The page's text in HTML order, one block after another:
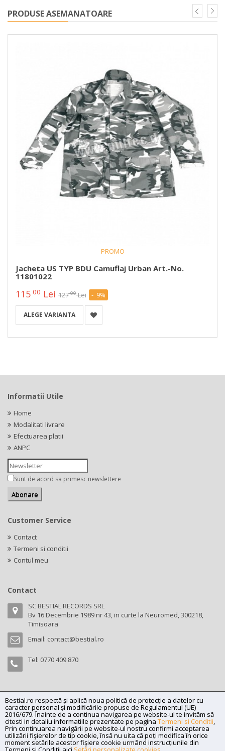
PRODUSE ASEMANATOARE
PROMO
Jacheta US TYP BDU Camuflaj Urban Art.-No.
11801022
115 00 Lei 12700 Lei - 9%
ALEGE VARIANTA
Bestial.ro respectă și aplică noua politică de protecție a datelor cu
caracter personal și modificările propuse de Regulamentul (UE)
2016/679. Înainte de a continua navigarea pe website-ul te invităm să
citesti in detaliu informatiile prezentate pe pagina Termeni si Conditii,
Prin continuarea navigării pe website-ul nostru confirmi acceptarea
utilizării fişierelor de tip cookie, însă nu uita că poți modifica în orice
moment setările acestor fişiere cookie urmând instrucțiunile din
Informatii Utile
Home
Modalitati livrare
Efectuarea platii
ANPC
Sunt de acord sa primesc newslettere
Customer Service
Contact
Termeni si conditii
Contul meu
Contact
SC BESTIAL RECORDS SRL
Bv 16 Decembrie 1989 nr 43, in curte la Neuromed, 300218,
Timisoara
Email: contact@bestial.ro
Tel: 0770 409 870
Copyright (C) 2026bestial.ro -All rights reserved.
SC BESTIAL RECORDS SRL, Nr. R.C.: J35/345/2005, C.U.I.: RO17197870,
Adresa: Bv 16 Decembrie 1989 nr 43, in curte la Neuromed, 300218,
Timisoara
Powered byNet Interaction.